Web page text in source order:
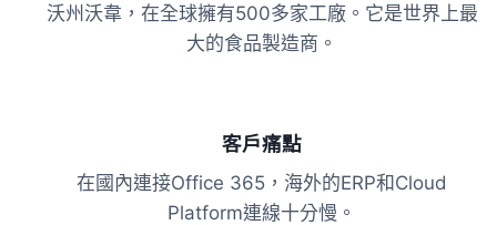
沃州沃韋，在全球擁有500多家工廠。它是世界上最
大的食品製造商。
客戶痛點
在國內連接Office 365，海外的ERP和Cloud
Platform連線十分慢。